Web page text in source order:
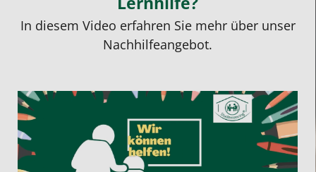
In diesem Video erfahren Sie mehr über unser
Nachhilfeangebot.